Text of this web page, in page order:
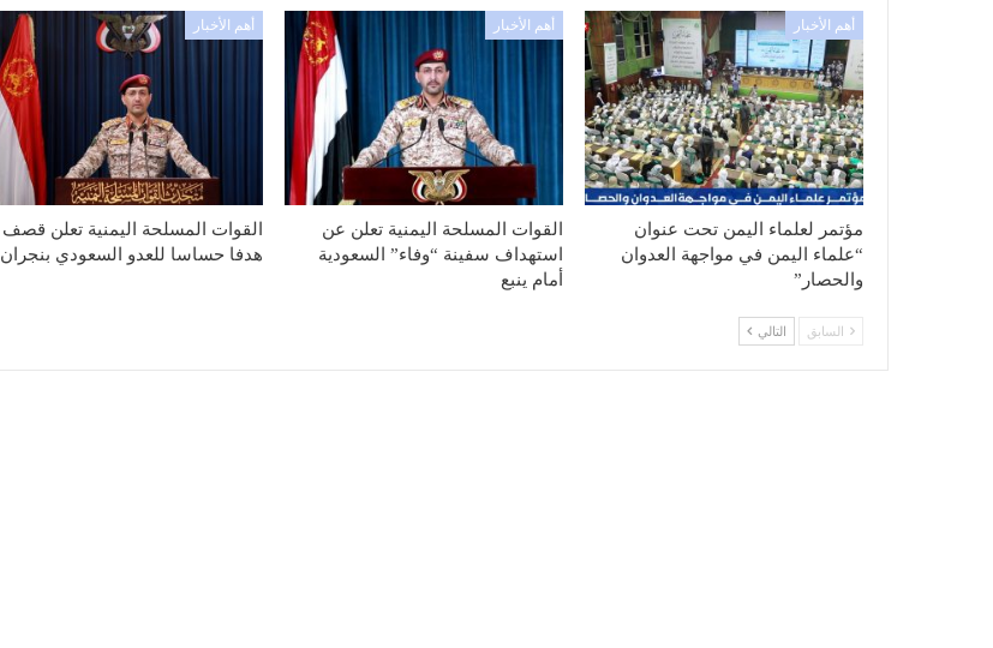
أهم الأخبار
مؤتمر لعلماء اليمن تحت عنوان
“علماء اليمن في مواجهة العدوان
والحصار”
أهم الأخبار
القوات المسلحة اليمنية تعلن عن
استهداف سفينة “وفاء” السعودية
أمام ينبع
أهم الأخبار
القوات المسلحة اليمنية تعلن قصف
هدفا حساسا للعدو السعودي بنجران
السابق التالي